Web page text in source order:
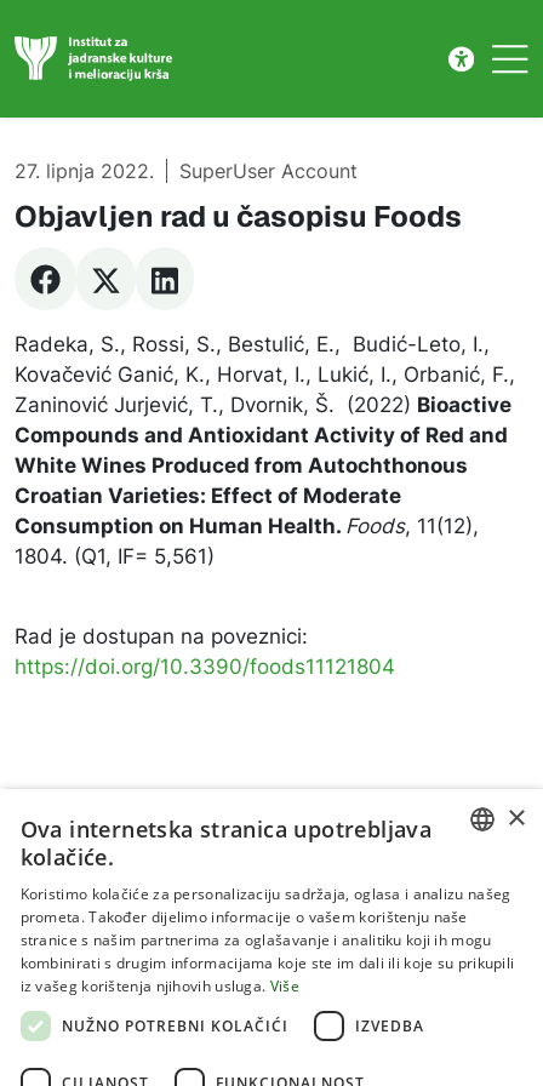
27. lipnja 2022. SuperUser Account
Objavljen rad u časopisu Foods
Radeka, S., Rossi, S., Bestulić, E., Budić-Leto, I.,
Kovačević Ganić, K., Horvat, I., Lukić, I., Orbanić, F.,
Zaninović Jurjević, T., Dvornik, Š. (2022) Bioactive
Compounds and Antioxidant Activity of Red and
White Wines Produced from Autochthonous
Croatian Varieties: Effect of Moderate
Consumption on Human Health. Foods, 11(12),
1804. (Q1, IF= 5,561)
Rad je dostupan na poveznici:
https://doi.org/10.3390/foods11121804
Uvjeti korištenja
Politika privatnosti
Kolačići
ENGLISH
×
Ova internetska stranica upotrebljava
kolačiće.
Koristimo kolačiće za personalizaciju sadržaja, oglasa i analizu našeg
prometa. Također dijelimo informacije o vašem korištenju naše
stranice s našim partnerima za oglašavanje i analitiku koji ih mogu
kombinirati s drugim informacijama koje ste im dali ili koje su prikupili
iz vašeg korištenja njihovih usluga. Više
NUŽNO POTREBNI KOLAČIĆI
IZVEDBA